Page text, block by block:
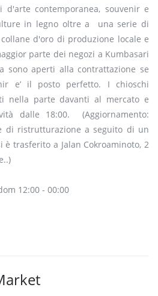
d'arte contemporanea, souvenir e
in legno oltre a una serie di
d'oro di produzione locale e
parte dei negozi a Kumbasari
sono aperti alla contrattazione se
e’ il posto perfetto. I chioschi
nella parte davanti al mercato e
dalle 18:00. (Aggiornamento:
di ristrutturazione a seguito di un
è trasferito a Jalan Cokroaminoto, 2
12:00 - 00:00